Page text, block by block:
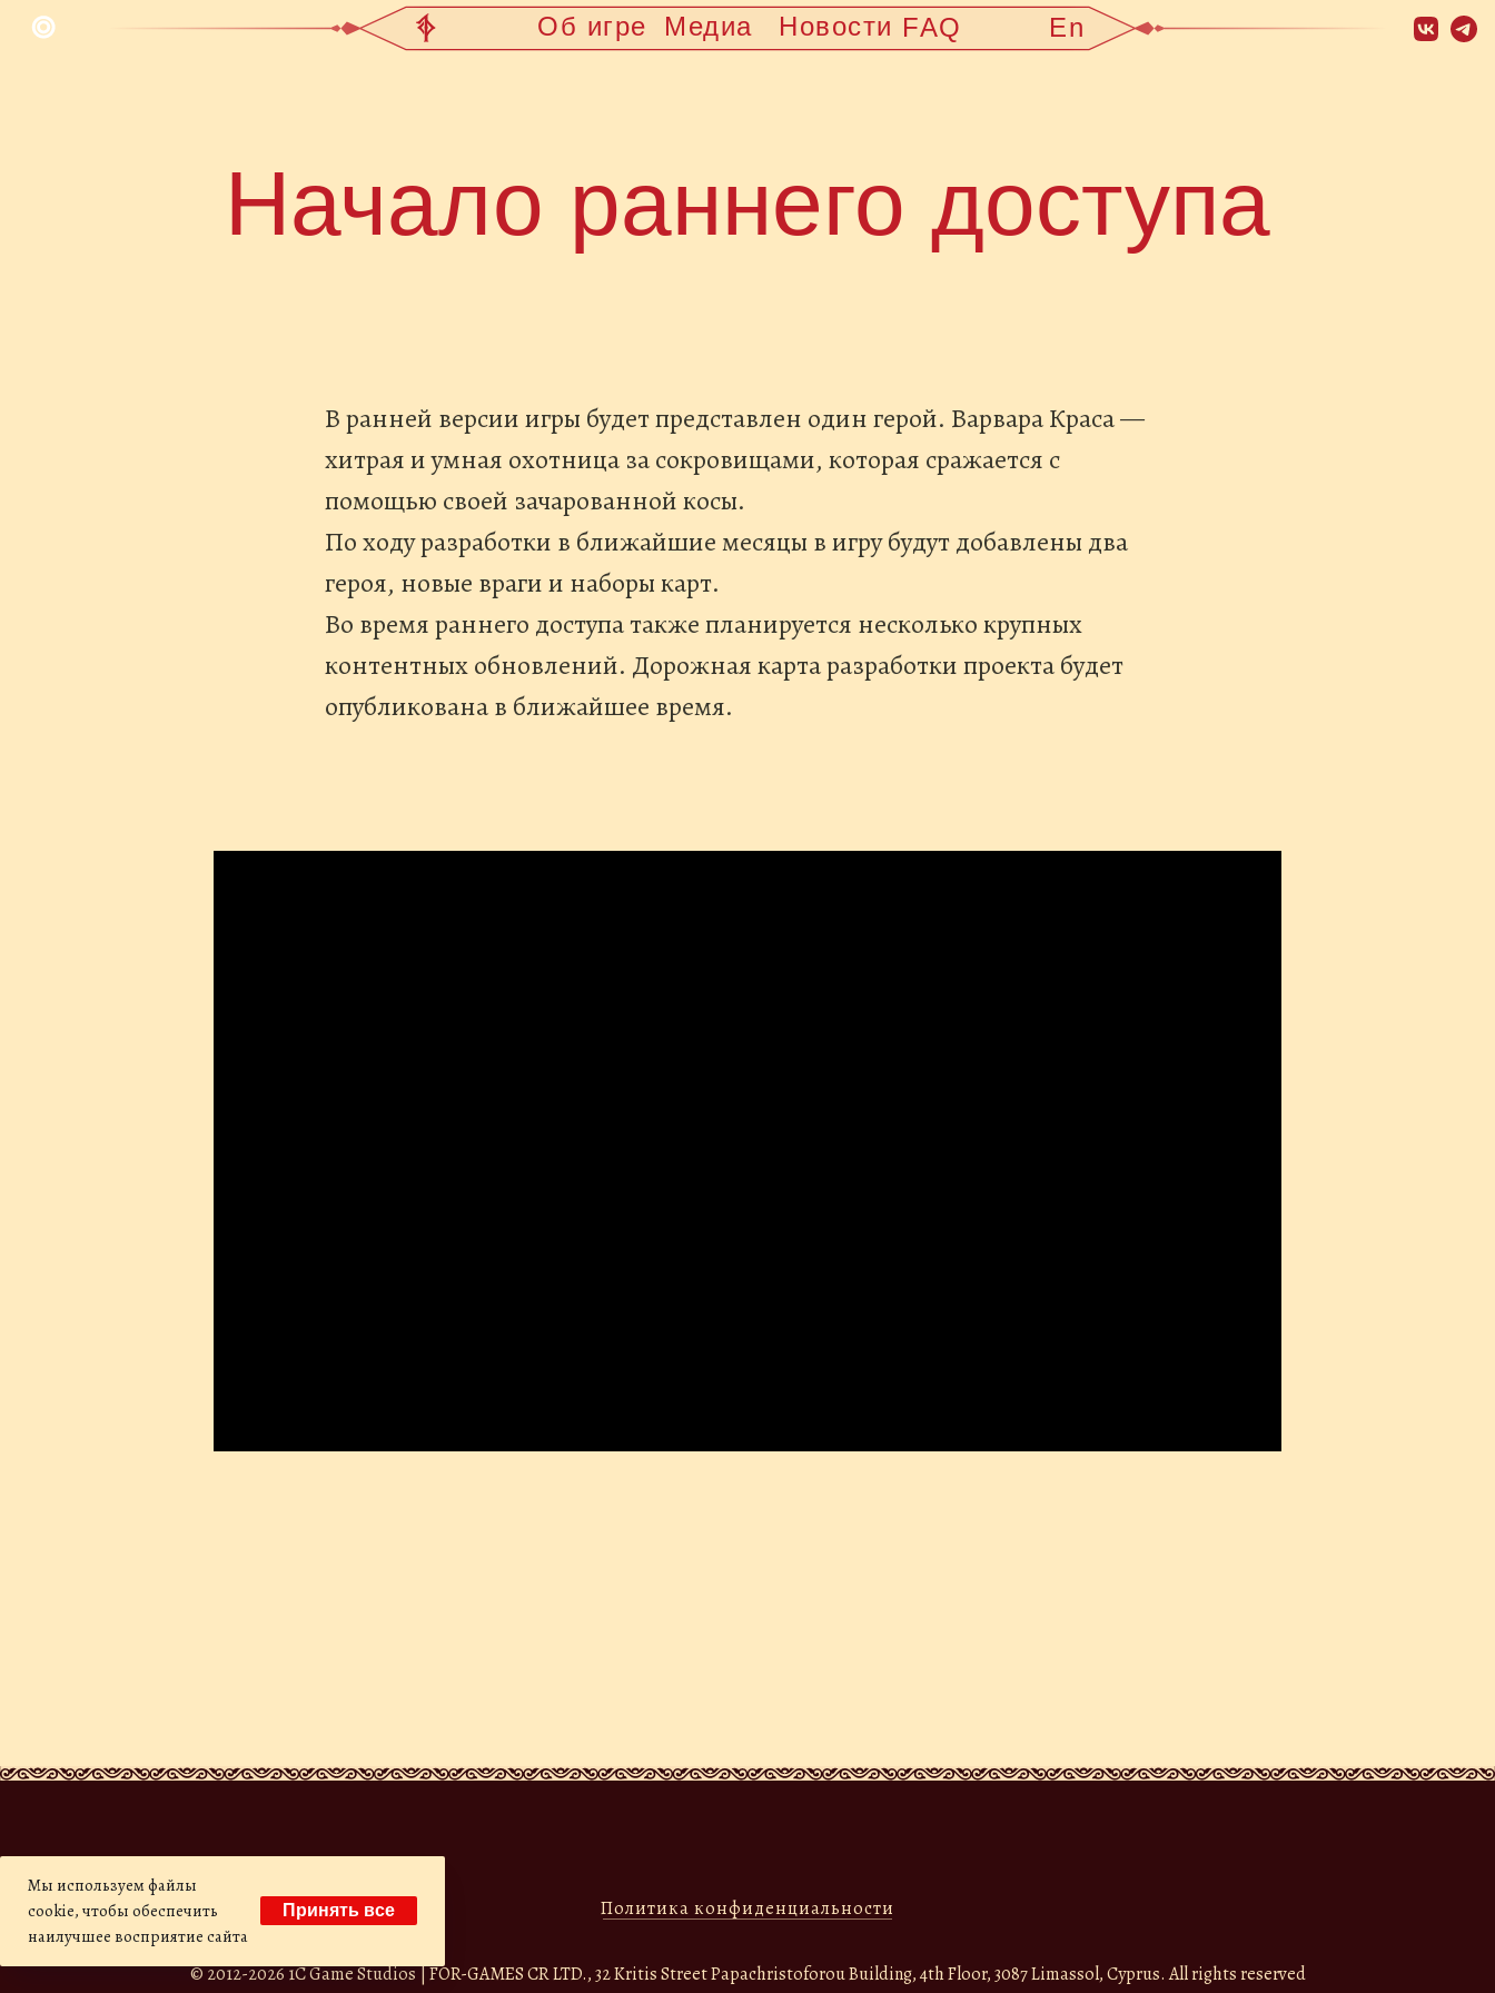
Об игре Медиа Новости FAQ En
Начало раннего доступа
В ранней версии игры будет представлен один герой. Варвара Краса —
хитрая и умная охотница за сокровищами, которая сражается с
помощью своей зачарованной косы.
По ходу разработки в ближайшие месяцы в игру будут добавлены два
героя, новые враги и наборы карт.
Во время раннего доступа также планируется несколько крупных
контентных обновлений. Дорожная карта разработки проекта будет
опубликована в ближайшее время.
Мы используем файлы
cookie, чтобы обеспечить
наилучшее восприятие сайта
Принять все
© 2012-20261C Game Studios | FOR-GAMES CR LTD., 32 Kritis Street Papachristoforou Building, 4th Floor, 3087 Limassol, Cyprus. All rights reserved
Политика конфиденциальности